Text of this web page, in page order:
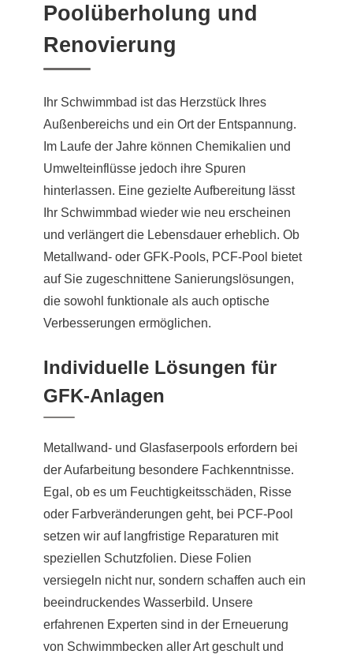
Poolüberholung und
Renovierung
Ihr Schwimmbad ist das Herzstück Ihres
Außenbereichs und ein Ort der Entspannung.
Im Laufe der Jahre können Chemikalien und
Umwelteinflüsse jedoch ihre Spuren
hinterlassen. Eine gezielte Aufbereitung lässt
Ihr Schwimmbad wieder wie neu erscheinen
und verlängert die Lebensdauer erheblich. Ob
Metallwand- oder GFK-Pools, PCF-Pool bietet
auf Sie zugeschnittene Sanierungslösungen,
die sowohl funktionale als auch optische
Verbesserungen ermöglichen.
Individuelle Lösungen für
GFK-Anlagen
Metallwand- und Glasfaserpools erfordern bei
der Aufarbeitung besondere Fachkenntnisse.
Egal, ob es um Feuchtigkeitsschäden, Risse
oder Farbveränderungen geht, bei PCF-Pool
setzen wir auf langfristige Reparaturen mit
speziellen Schutzfolien. Diese Folien
versiegeln nicht nur, sondern schaffen auch ein
beeindruckendes Wasserbild. Unsere
erfahrenen Experten sind in der Erneuerung
von Schwimmbecken aller Art geschult und